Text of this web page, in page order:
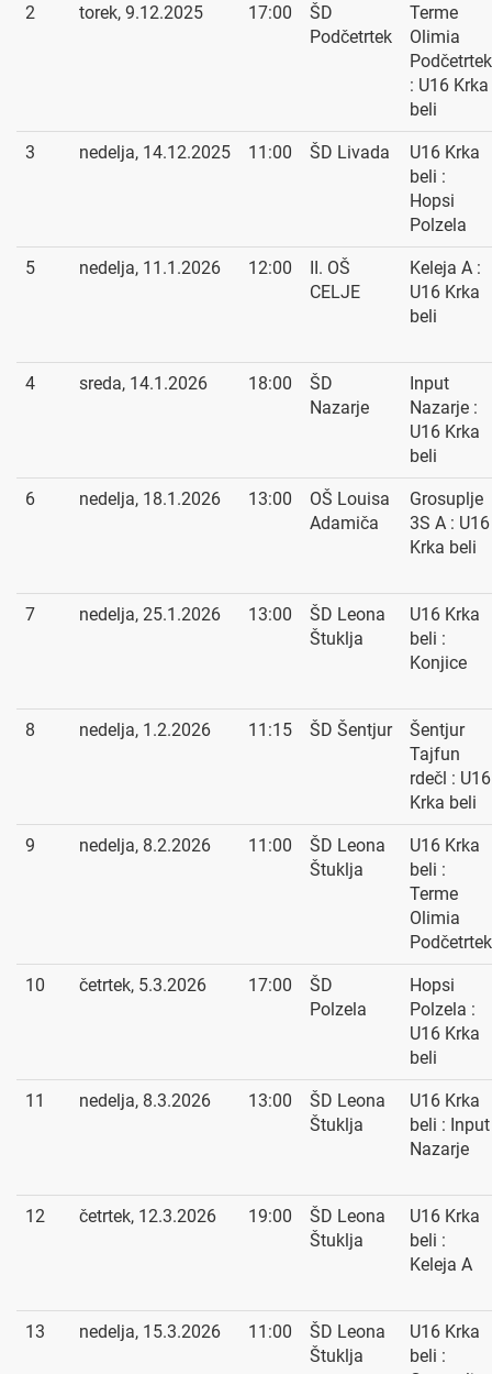
2 torek, 9.12.2025 17:00
ŠD
Podčetrtek
Terme
Olimia
Podčetrtek
: U16 Krka
beli
3 nedelja, 14.12.2025 11:00 ŠD Livada
U16 Krka
beli :
Hopsi
Polzela
5 nedelja, 11.1.2026 12:00
II. OŠ
CELJE
Keleja A :
U16 Krka
beli
4 sreda, 14.1.2026 18:00
ŠD
Nazarje
Input
Nazarje :
U16 Krka
beli
6 nedelja, 18.1.2026 13:00
OŠ Louisa
Adamiča
Grosuplje
3S A : U16
Krka beli
7 nedelja, 25.1.2026 13:00
ŠD Leona
Štuklja
U16 Krka
beli :
Konjice
8 nedelja, 1.2.2026 11:15 ŠD Šentjur
Šentjur
Tajfun
rdečl : U16
Krka beli
9 nedelja, 8.2.2026 11:00
ŠD Leona
Štuklja
U16 Krka
beli :
Terme
Olimia
Podčetrtek
10 četrtek, 5.3.2026 17:00
ŠD
Polzela
Hopsi
Polzela :
U16 Krka
beli
11 nedelja, 8.3.2026 13:00
ŠD Leona
Štuklja
U16 Krka
beli : Input
Nazarje
12 četrtek, 12.3.2026 19:00
ŠD Leona
Štuklja
U16 Krka
beli :
Keleja A
13 nedelja, 15.3.2026 11:00
ŠD Leona
Štuklja
U16 Krka
beli :